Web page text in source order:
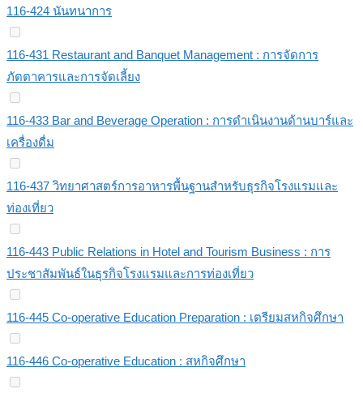
116-424 นันทนาการ
116-431 Restaurant and Banquet Management : การจัดการ
ภัตตาคารและการจัดเลี้ยง
116-433 Bar and Beverage Operation : การดำเนินงานด้านบาร์และ
เครื่องดื่ม
116-437 วิทยาศาสตร์การอาหารพื้นฐานสำหรับธุรกิจโรงแรมและ
ท่องเที่ยว
116-443 Public Relations in Hotel and Tourism Business : การ
ประชาสัมพันธ์ในธุรกิจโรงแรมและการท่องเที่ยว
116-445 Co-operative Education Preparation : เตรียมสหกิจศึกษา
116-446 Co-operative Education : สหกิจศึกษา